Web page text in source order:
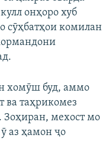
онҳоро хуб
сӯҳбатҳои комилан
хомӯш буд, аммо
ва таҳрикомез
Зоҳиран, мехост мо
аз ҳамон ҷо